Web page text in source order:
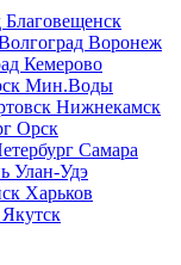
Благовещенск
Воронеж
Кемерово
Мин.Воды
Нижнекамск
Орск
Самара
Улан-Удэ
Харьков
Якутск